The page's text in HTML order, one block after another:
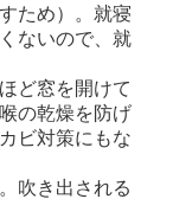
ため）。就寝
ないので、就
ど窓を開けて
の乾燥を防げ
ビ対策にもな
吹き出される